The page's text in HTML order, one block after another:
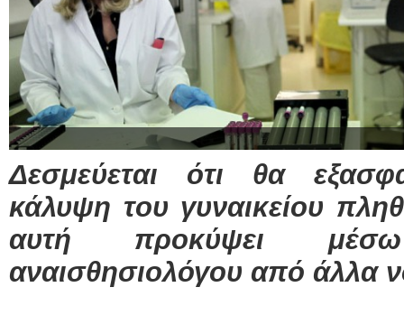
Δεσμεύεται ότι θα
κάλυψη του γυναικείου
αυτή προκύψει
αναισθησιολόγου από άλλα